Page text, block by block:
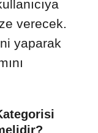
verecek.
yaparak